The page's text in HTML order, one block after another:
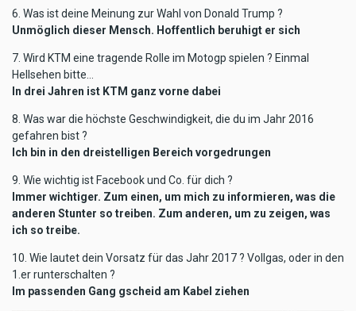
6. Was ist deine Meinung zur Wahl von Donald Trump ?
Unmöglich dieser Mensch. Hoffentlich beruhigt er sich
7. Wird KTM eine tragende Rolle im Motogp spielen ? Einmal
Hellsehen bitte…
In drei Jahren ist KTM ganz vorne dabei
8. Was war die höchste Geschwindigkeit, die du im Jahr 2016
gefahren bist ?
Ich bin in den dreistelligen Bereich vorgedrungen
9. Wie wichtig ist Facebook und Co. für dich ?
Immer wichtiger. Zum einen, um mich zu informieren, was die
anderen Stunter so treiben. Zum anderen, um zu zeigen, was
ich so treibe.
10. Wie lautet dein Vorsatz für das Jahr 2017 ? Vollgas, oder in den
1.er runterschalten ?
Im passenden Gang gscheid am Kabel ziehen